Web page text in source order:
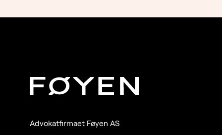
Advokatfirmaet Føyen AS